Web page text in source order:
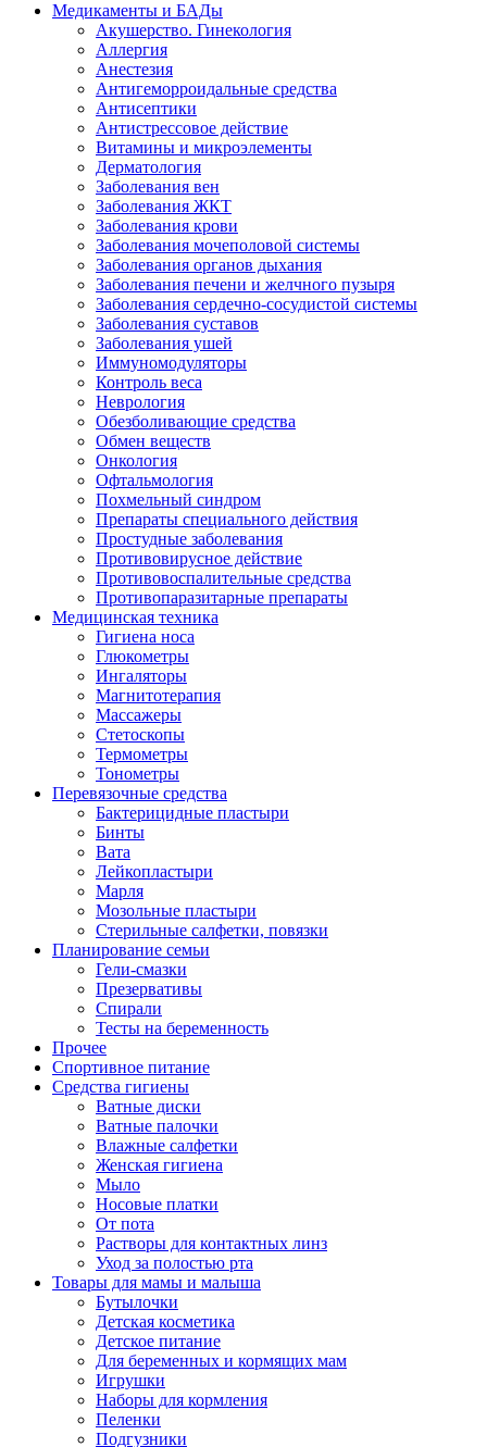
Медикаменты и БАДы
Акушерство. Гинекология
Аллергия
Анестезия
Антигеморроидальные средства
Антисептики
Антистрессовое действие
Витамины и микроэлементы
Дерматология
Заболевания вен
Заболевания ЖКТ
Заболевания крови
Заболевания мочеполовой системы
Заболевания органов дыхания
Заболевания печени и желчного пузыря
Заболевания сердечно-сосудистой системы
Заболевания суставов
Заболевания ушей
Иммуномодуляторы
Контроль веса
Неврология
Обезболивающие средства
Обмен веществ
Онкология
Офтальмология
Похмельный синдром
Препараты специального действия
Простудные заболевания
Противовирусное действие
Противовоспалительные средства
Противопаразитарные препараты
Медицинская техника
Гигиена носа
Глюкометры
Ингаляторы
Магнитотерапия
Массажеры
Стетоскопы
Термометры
Тонометры
Перевязочные средства
Бактерицидные пластыри
Бинты
Вата
Лейкопластыри
Марля
Мозольные пластыри
Стерильные салфетки, повязки
Планирование семьи
Гели-смазки
Презервативы
Спирали
Тесты на беременность
Прочее
Спортивное питание
Средства гигиены
Ватные диски
Ватные палочки
Влажные салфетки
Женская гигиена
Мыло
Носовые платки
От пота
Растворы для контактных линз
Уход за полостью рта
Товары для мамы и малыша
Бутылочки
Детская косметика
Детское питание
Для беременных и кормящих мам
Игрушки
Наборы для кормления
Пеленки
Подгузники